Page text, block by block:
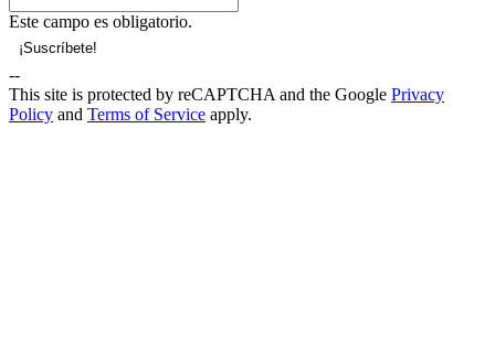
Este campo es obligatorio.
--
This site is protected by reCAPTCHA and the Google Privacy
Policy and Terms of Service apply.